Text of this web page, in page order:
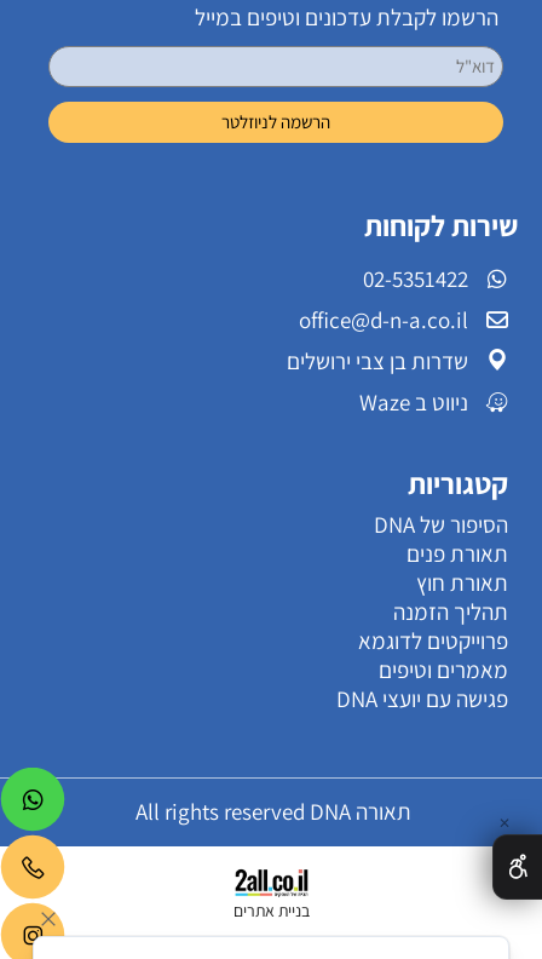
הרשמו לקבלת עדכונים וטיפים במייל
שירות לקוחות
02-5351422
office@d-n-a.co.il
שדרות בן צבי ירושלים
ניווט ב Waze
קטגוריות
הסיפור של DNA
תאורת פנים
תאורת חוץ
תהליך הזמנה
פרוייקטים לדוגמא
מאמרים וטיפים
פגישה עם יועצי DNA
תאורה All rights reserved DNA
בניית אתרים
✕